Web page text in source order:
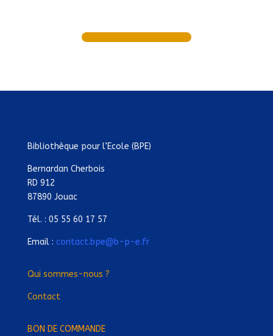
Bibliothèque pour l’Ecole (BPE)
Bernardan Cherbois
RD 912
87890 Jouac
Tél. : 05 55 60 17 57
Email : contact.bpe@b-p-e.fr
Qui sommes-nous ?
Contact
BON DE COMMANDE